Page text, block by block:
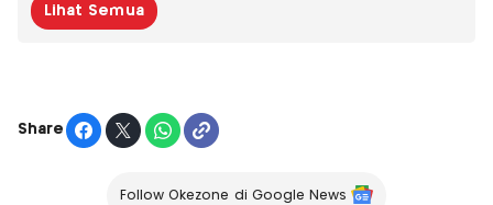
Lihat Semua
Share
Follow Okezone di Google News